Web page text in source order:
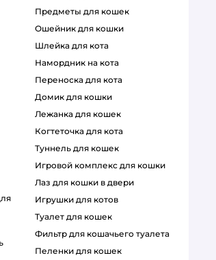
предметы для кошек
ошейник для кошки
шлейка для кота
намордник на кота
переноска для кота
домик для кошки
лежанка для кошек
когтеточка для кота
туннель для кошек
игровой комплекс для кошки
лаз для кошки в двери
игрушки для котов
туалет для кошек
фильтр для кошачьего туалета
пеленки для кошек